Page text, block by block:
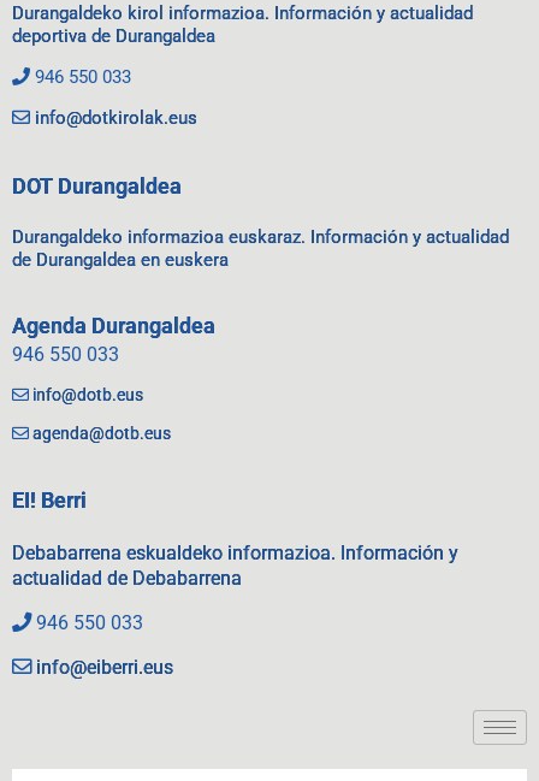
Durangaldeko kirol informazioa. Información y actualidad
deportiva de Durangaldea
946 550 033
info@dotkirolak.eus
DOT Durangaldea
Durangaldeko informazioa euskaraz. Información y actualidad
de Durangaldea en euskera
Agenda Durangaldea
946 550 033
info@dotb.eus
agenda@dotb.eus
EI! Berri
Debabarrena eskualdeko informazioa. Información y
actualidad de Debabarrena
946 550 033
info@eiberri.eus